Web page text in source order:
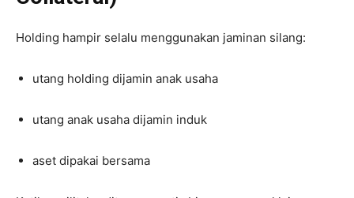
Holding hampir selalu menggunakan jaminan silang:
utang holding dijamin anak usaha
utang anak usaha dijamin induk
aset dipakai bersama